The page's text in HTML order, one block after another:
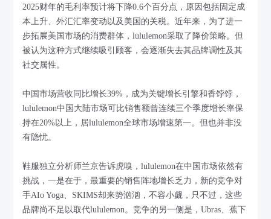
2025财年的毛利率预计将下降0.6个百分点，原因包括固定成
本上升、外汇汇率变动以及美国的关税。近年来，为了进一
步拓展美国市场的消费群体，lululemon采取了降价策略。但
被认为这种方式继续吸引顾客，会逐渐失去其品牌调性及其
社交属性。
中国市场营收同比增长39%，成为关键增长引擎和香饽饽，
lululemon中国大陆市场可比销售额曾连续三个季度增长率保
持在20%以上，居lululemon全球市场增速第一。但也并非没
有隐忧。
鞋服独立分析师兰京告诉虎嗅，lululemon在中国市场依然有
挑战，一是在于，最重要的销售阵地增长乏力，新的竞争对
手AIo Yoga、SKIMS却来势汹汹，不容小觑，只不过，这些
品牌尚不足以取代lululemon。竞争的另一侧是，Ubras、蕉下